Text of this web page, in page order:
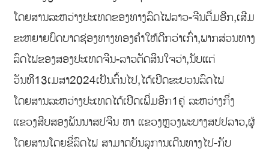
ໂດຍສານລະຫວ່າງປະເທດຂອງທາງລົດໄຟລາວ-ຈີນຕື່ມອີກ,ເສີມ
ຂະຫຍາຍບົດບາດຊ່ອງທາງທອງຄໍາໃຫ້ດີກວ່າເກົ່າ,ພາກສ່ວນທາງ
ລົດໄຟຂອງສອງປະເທດຈີນ-ລາວຕັດສິນໃຈວ່າ,ນັບແຕ່
ວັນທີ13ເມສາ2024ເປັນຕົ້ນໄປ,ໄດ້ເປີດຂະບວນລົດໄຟ
ໂດຍສານລະຫວ່າງປະເທດໄດ້ເປີດເພີ່ມອີກ1ຄູ່ ລະຫວ່າງກິ່ງ
ແຂວງສີບສອງພັນນາສປຈີນ ຫາ ແຂວງຫຼວງພະບາງສປປລາວ,ຜູ້
ໂດຍສານໂດຍຂີ່ລົດໄຟ ສາມາດບັນລຸການເດີນທາງໄປ-ກັບ